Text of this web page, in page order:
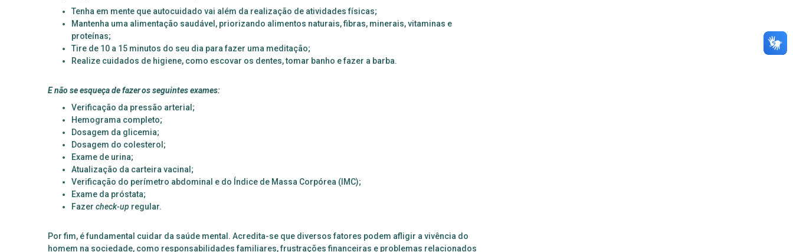
Tenha em mente que autocuidado vai além da realização de atividades físicas;
Mantenha uma alimentação saudável, priorizando alimentos naturais, fibras, minerais, vitaminas e
proteínas;
Tire de 10 a 15 minutos do seu dia para fazer uma meditação;
Realize cuidados de higiene, como escovar os dentes, tomar banho e fazer a barba.
E não se esqueça de fazer os seguintes exames:
Verificação da pressão arterial;
Hemograma completo;
Dosagem da glicemia;
Dosagem do colesterol;
Exame de urina;
Atualização da carteira vacinal;
Verificação do perímetro abdominal e do Índice de Massa Corpórea (IMC);
Exame da próstata;
Fazercheck-up regular.
Por fim, é fundamental cuidar da saúde mental. Acredita-se que diversos fatores podem afligir a vivência do
homem na sociedade, como responsabilidades familiares, frustrações financeiras e problemas relacionados